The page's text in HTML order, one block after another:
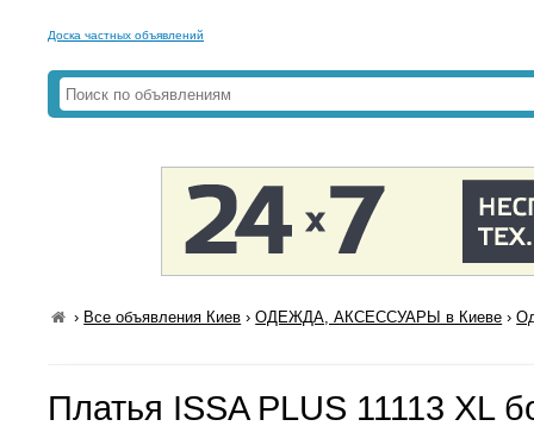
Доска частных объявлений
› Все объявления Киев ›ОДЕЖДА, АКСЕССУАРЫ в Киеве ›
Платья ISSA PLUS 11113 XL